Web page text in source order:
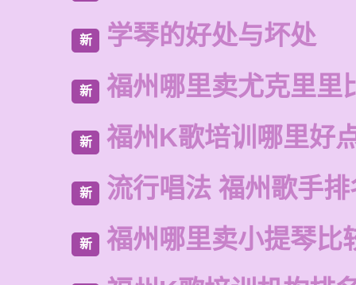
新 学琴的好处与坏处
新 福州哪里卖尤克里里
新 福州K歌培训哪里好
新 流行唱法 福州歌手排
新 福州哪里卖小提琴比